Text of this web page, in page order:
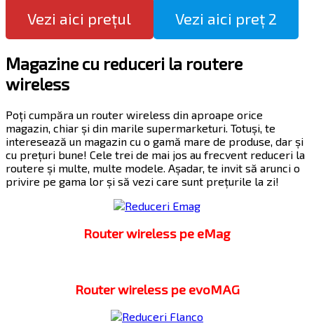
Vezi aici prețul Vezi aici preț 2
Magazine cu reduceri la routere
wireless
Poți cumpăra un router wireless din aproape orice
magazin, chiar și din marile supermarketuri. Totuși, te
interesează un magazin cu o gamă mare de produse, dar și
cu prețuri bune! Cele trei de mai jos au frecvent reduceri la
routere și multe, multe modele. Așadar, te invit să arunci o
privire pe gama lor și să vezi care sunt prețurile la zi!
Router wireless pe eMag
Router wireless pe evoMAG